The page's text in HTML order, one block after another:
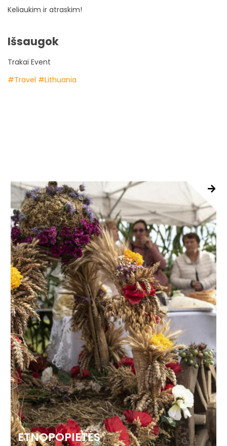
Keliaukim ir atraskim!
Išsaugok
Trakai Event
#Travel #Lithuania
ETNOPOPIETĖS